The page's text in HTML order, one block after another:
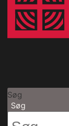
Søg
Søg